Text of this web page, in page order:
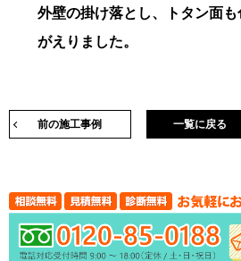
外壁の掛け落とし、トタン面
がえりました。
前の施工事例 一覧に戻る